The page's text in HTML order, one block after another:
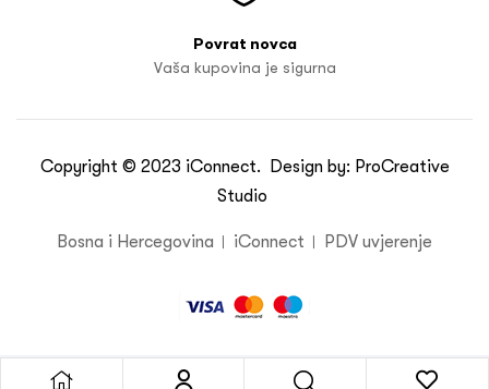
Povrat novca
Vaša kupovina je sigurna
Copyright © 2023 iConnect. Design by: ProCreative
Studio
Bosna i Hercegovina iConnect PDV uvjerenje